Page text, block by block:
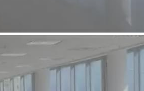
ПИКАЛЕВО,
УЛИЦА, Д.21